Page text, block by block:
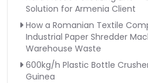
Solution for Armenia Client
How a Romanian Textile
Industrial Paper Shredder
Warehouse Waste
600kg/h Plastic Bottle
Guinea